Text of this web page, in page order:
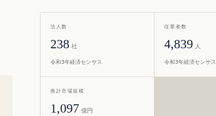
法人数
238 社
令和3年経済センサス
従業者数
4,839 人
令和3年経済センサス
推計市場規模
1,097 億円